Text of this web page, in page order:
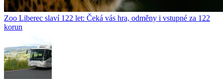
Zoo Liberec slaví 122 let: Čeká vás hra, odměny i vstupné za 122
korun